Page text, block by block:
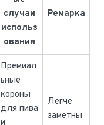
случаи
использ
ования
Ремарка
Премиал
ьные
короны
для пива
и
Легче
заметны